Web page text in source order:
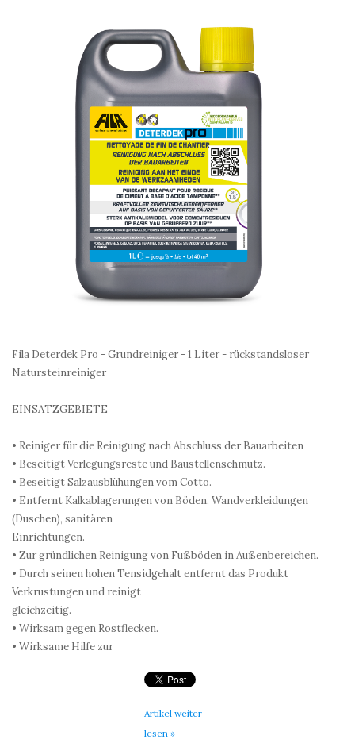
Fila Deterdek Pro - Grundreiniger - 1 Liter - rückstandsloser
Natursteinreiniger
EINSATZGEBIETE
• Reiniger für die Reinigung nach Abschluss der Bauarbeiten
• Beseitigt Verlegungsreste und Baustellenschmutz.
• Beseitigt Salzausblühungen vom Cotto.
• Entfernt Kalkablagerungen von Böden, Wandverkleidungen
(Duschen), sanitären
Einrichtungen.
• Zur gründlichen Reinigung von Fußböden in Außenbereichen.
• Durch seinen hohen Tensidgehalt entfernt das Produkt
Verkrustungen und reinigt
gleichzeitig.
• Wirksam gegen Rostflecken.
• Wirksame Hilfe zur
Artikel weiter
lesen »